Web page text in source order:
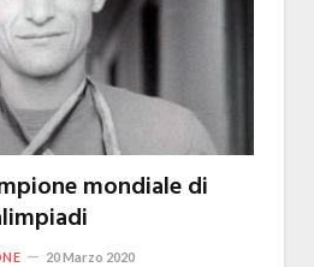
mondiale di
20 Marzo 2020